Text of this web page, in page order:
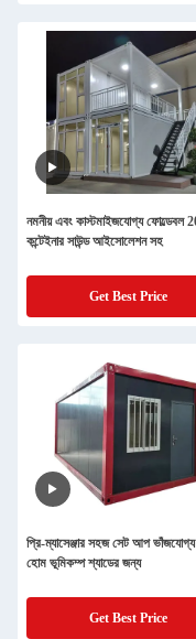
নমনীয় এবং কাস্টমাইজযোগ্য ফোল্ডেবল
কন্টেইনার সাউন্ড আইসোলেশন সহ
Get Best Price
প্রি-ম্যাসেঞ্জার সহজ সেট আপ
হোম ভূমিকম্প শ্যাডের জন্য
Get Best Price